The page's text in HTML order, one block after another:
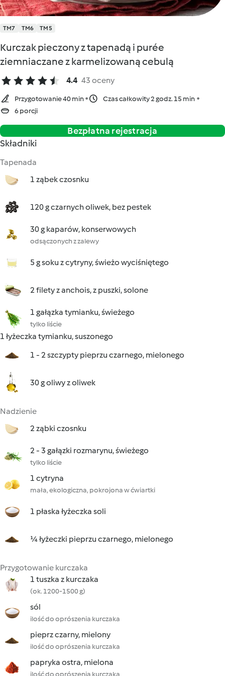
TM7 TM6 TM5
Kurczak pieczony z tapenadą i purée
ziemniaczane z karmelizowaną cebulą
4.4 43 oceny
Przygotowanie 40 min
Czas całkowity 2 godz. 15 min
6 porcji
Bezpłatna rejestracja
Składniki
Tapenada
1 ząbek czosnku
120 g czarnych oliwek, bez pestek
30 g kaparów, konserwowych
odsączonych z zalewy
5 g soku z cytryny, świeżo wyciśniętego
2 filety z anchois, z puszki, solone
1 gałązka tymianku, świeżego
tylko liście
1 łyżeczka tymianku, suszonego
1 - 2 szczypty pieprzu czarnego, mielonego
30 g oliwy z oliwek
Nadzienie
2 ząbki czosnku
2 - 3 gałązki rozmarynu, świeżego
tylko liście
1 cytryna
mała, ekologiczna, pokrojona w ćwiartki
1 płaska łyżeczka soli
¼ łyżeczki pieprzu czarnego, mielonego
Przygotowanie kurczaka
1 tuszka z kurczaka
(ok. 1200-1500 g)
sól
ilość do oprószenia kurczaka
pieprz czarny, mielony
ilość do oprószenia kurczaka
papryka ostra, mielona
ilość do oprószenia kurczaka